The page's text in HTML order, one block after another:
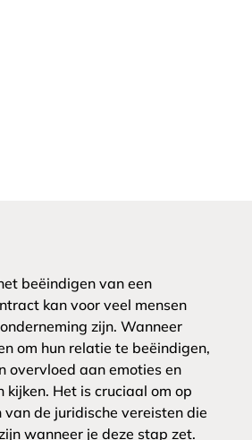
beëindigen van een
kan voor veel mensen
zijn. Wanneer
om hun relatie te beëindigen,
overvloed aan emoties en
kijken. Het is cruciaal om op
van de juridische vereisten die
wanneer je deze stap zet.